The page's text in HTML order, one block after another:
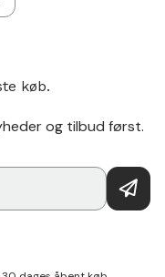
køb.
og tilbud først.